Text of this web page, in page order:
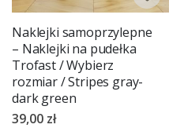
Naklejki samoprzylepne
– Naklejki na pudełka
Trofast / Wybierz
rozmiar / Stripes gray-
dark green
39,00 zł